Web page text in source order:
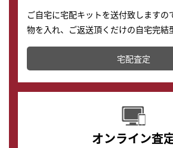
ご自宅に宅配キットを送付致しますの
物を入れ、ご返送頂くだけの自宅完結
テムです。
配送でも簡単&安全に査定・買取に出
す。
宅配査定
オンライン査